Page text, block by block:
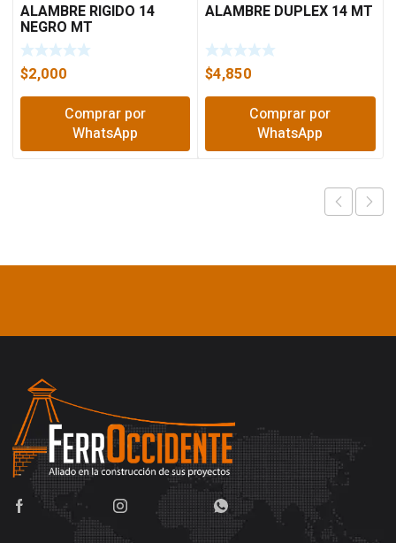
ALAMBRE RIGIDO 14
NEGRO MT
$2,000
Comprar por
WhatsApp
ALAMBRE DUPLEX 14 MT
$4,850
Comprar por
WhatsApp